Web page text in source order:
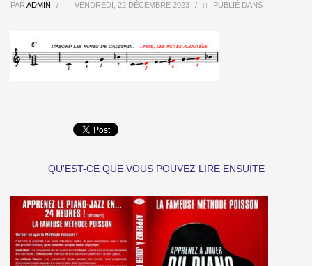
PAR ADMIN / VENDREDI, 22 DÉCEMBRE 2023 / PUBLIÉ DANS
QU'EST-CE QUE VOUS POUVEZ LIRE ENSUITE